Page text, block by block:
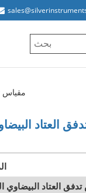
مقياس
العتاد
العتاد البيضاوي